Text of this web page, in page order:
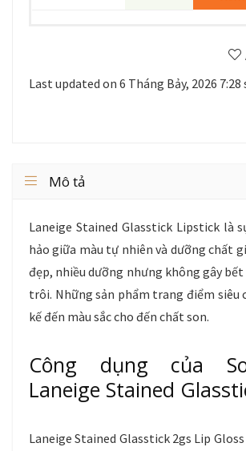
Last updated on 6 Tháng Bảy, 2026 7:28
Mô tả
Laneige Stained Glasstick Lipstick là
hảo giữa màu tự nhiên và dưỡng chất
đẹp, nhiều dưỡng nhưng không gây
trôi. Những sản phẩm trang điểm siêu
kế đến màu sắc cho đến chất son.
Công dụng của
Laneige Stained
Laneige Stained Glasstick 2gs Lip